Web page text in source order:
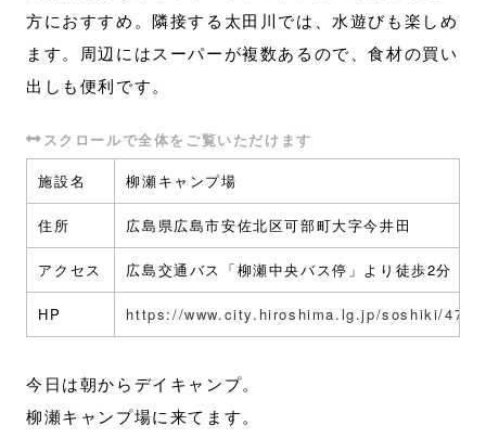
方におすすめ。隣接する太田川では、水遊びも楽しめ
ます。周辺にはスーパーが複数あるので、食材の買い
出しも便利です。
施設名 柳瀬キャンプ場
住所 広島県広島市安佐北区可部町大字今井田
アクセス 広島交通バス「柳瀬中央バス停」より徒歩2分
HP https://www.city.hiroshima.lg.jp/soshiki/47/
今日は朝からデイキャンプ。
柳瀬キャンプ場に来てます。